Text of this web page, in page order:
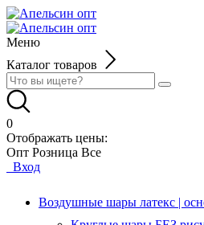
Меню
Каталог товаров
0
Отображать цены:
Опт Розница Все
Вход
Воздушные шары латекс |